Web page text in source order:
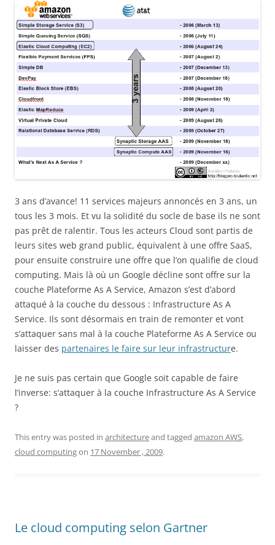
3 ans d’avance! 11 services majeurs annoncés en 3 ans, un
tous les 3 mois. Et vu la solidité du socle de base ils ne sont
pas prêt de ralentir. Tous les acteurs Cloud sont partis de
leurs sites web grand public, équivalent à une offre SaaS,
pour ensuite construire une offre que l’on qualifie de cloud
computing. Mais là où un Google décline sont offre sur la
couche Plateforme As A Service, Amazon s’est d’abord
attaqué à la couche du dessous : Infrastructure As A
Service. Ils sont désormais en train de remonter et vont
s’attaquer sans mal à la couche Plateforme As A Service ou
laisser des partenaires le faire sur leur infrastructure.
Je ne suis pas certain que Google soit capable de faire
l’inverse: s’attaquer à la couche Infrastructure As A Service
?
This entry was posted in architectureand tagged amazon AWS,
cloud computingon 17 November , 2009.
Le cloud computing selon Gartner